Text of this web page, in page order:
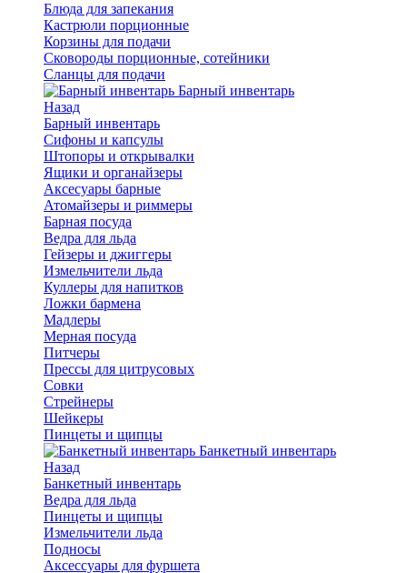
Блюда для запекания
Кастрюли порционные
Корзины для подачи
Сковороды порционные, сотейники
Сланцы для подачи
Барный инвентарь
Назад
Барный инвентарь
Сифоны и капсулы
Штопоры и открывалки
Ящики и органайзеры
Аксесуары барные
Атомайзеры и риммеры
Барная посуда
Ведра для льда
Гейзеры и джиггеры
Измельчители льда
Куллеры для напитков
Ложки бармена
Мадлеры
Мерная посуда
Питчеры
Прессы для цитрусовых
Совки
Стрейнеры
Шейкеры
Пинцеты и щипцы
Банкетный инвентарь
Назад
Банкетный инвентарь
Ведра для льда
Пинцеты и щипцы
Измельчители льда
Подносы
Аксессуары для фуршета